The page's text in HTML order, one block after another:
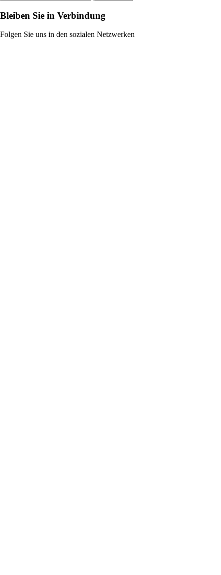
Bleiben Sie in Verbindung
Folgen Sie uns in den sozialen Netzwerken